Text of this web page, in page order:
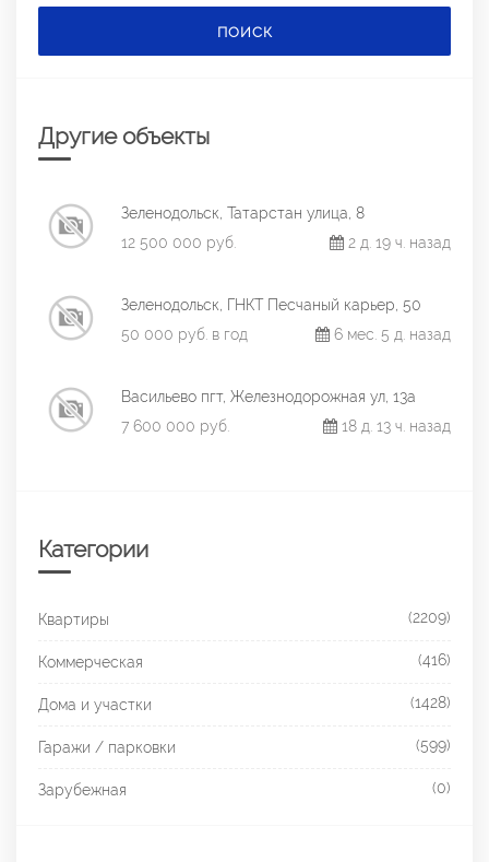
ПОИСК
Другие объекты
Зеленодольск, Татарстан улица, 8
12 500 000 руб.
2 д. 19 ч. назад
Зеленодольск, ГНКТ Песчаный карьер, 50
50 000 руб. в год
6 мес. 5 д. назад
Васильево пгт, Железнодорожная ул, 13а
7 600 000 руб.
18 д. 13 ч. назад
Категории
Квартиры (2209)
Коммерческая (416)
Дома и участки (1428)
Гаражи / парковки (599)
Зарубежная (0)